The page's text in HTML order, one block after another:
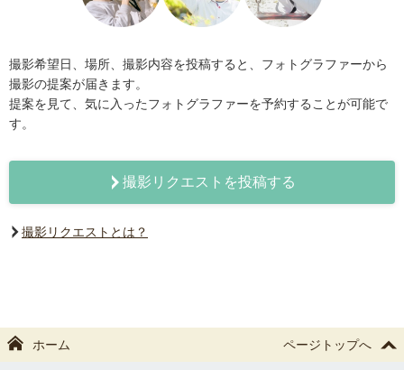
撮影希望日、場所、撮影内容を投稿すると、フォトグラファーから
撮影の提案が届きます。
提案を見て、気に入ったフォトグラファーを予約することが可能で
す。
撮影リクエストを投稿する
撮影リクエストとは？
ホーム ページトップへ